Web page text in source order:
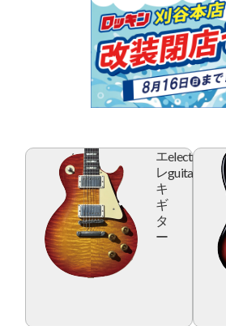
エ
レ
キ
ギ
タ
ー
electric
guitar